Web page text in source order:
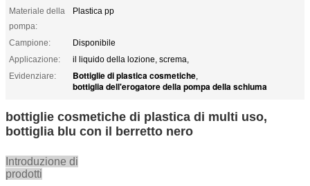
Materiale della
pompa:
Plastica pp
Campione:
Disponibile
Applicazione:
il liquido della lozione, screma,
Evidenziare:
Bottiglie di plastica cosmetiche,
bottiglia dell'erogatore della pompa della schiuma
bottiglie cosmetiche di plastica di multi uso,
bottiglia blu con il berretto nero
Introduzione di
prodotti